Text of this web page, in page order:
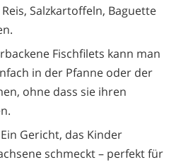
Salzkartoffeln, Baguette
Fischfilets kann man
in der Pfanne oder der
ohne dass sie ihren
Gericht, das Kinder
schmeckt – perfekt für